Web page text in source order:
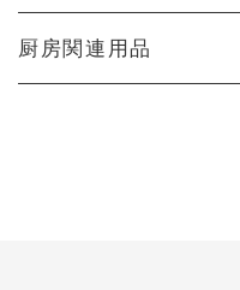
厨房関連用品